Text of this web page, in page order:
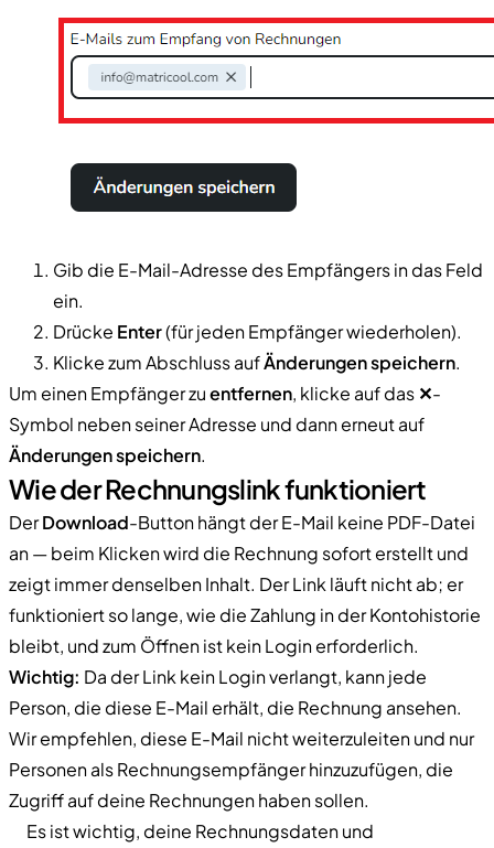
Gib die E-Mail-Adresse des Empfängers in das Feld
ein.
Drücke Enter(für jeden Empfänger wiederholen).
Klicke zum Abschluss aufÄnderungen speichern.
Um einen Empfänger zuentfernen, klicke auf das ✕-
Symbol neben seiner Adresse und dann erneut auf
Änderungen speichern.
Wie der Rechnungslink funktioniert
DerDownload-Button hängt der E-Mail keine PDF-Datei
an — beim Klicken wird die Rechnung sofort erstellt und
zeigt immer denselben Inhalt. Der Link läuft nicht ab; er
funktioniert so lange, wie die Zahlung in der Kontohistorie
bleibt, und zum Öffnen ist kein Login erforderlich.
Wichtig: Da der Link kein Login verlangt, kann jede
Person, die diese E-Mail erhält, die Rechnung ansehen.
Wir empfehlen, diese E-Mail nicht weiterzuleiten und nur
Personen als Rechnungsempfänger hinzuzufügen, die
Zugriff auf deine Rechnungen haben sollen.
Es ist wichtig, deine Rechnungsdaten und